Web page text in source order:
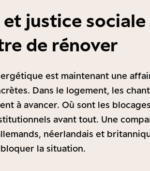
et justice sociale
de rénover
est maintenant une
Dans le logement, les
à avancer. Où sont les
avant tout. Une
néerlandais et
la situation.